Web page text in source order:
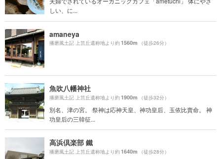
しい、に...
amaneya
播磨風土記 上筥丘遺称地より約1560m （徒歩26分）
魚吹八幡神社
播磨風土記 上筥丘遺称地より約1900m （徒歩32分）
別名、津の宮。 祭神は応神天皇、神功皇后、玉依比賣命。 神
功皇后の三韓征...
高浜倶楽部 鐵
播磨風土記 上筥丘遺称地より約1640m （徒歩28分）